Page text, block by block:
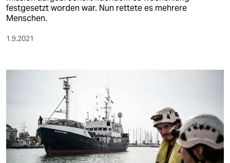
festgesetzt worden war. Nun rettete es mehrere
Menschen.
1.9.2021